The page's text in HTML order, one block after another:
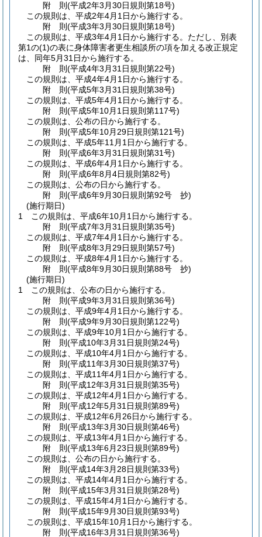
附 則(平成2年3月30日規則第18号)
この規則は、平成2年4月1日から施行する。
附 則(平成3年3月30日規則第18号)
この規則は、平成3年4月1日から施行する。 ただし、別表
第1の(1)の表に身体障害者更生相談所の項を加える改正規定
は、同年5月31日から施行する。
附 則(平成4年3月31日規則第22号)
この規則は、平成4年4月1日から施行する。
附 則(平成5年3月31日規則第38号)
この規則は、平成5年4月1日から施行する。
附 則(平成5年10月1日規則第117号)
この規則は、公布の日から施行する。
附 則(平成5年10月29日規則第121号)
この規則は、平成5年11月1日から施行する。
附 則(平成6年3月31日規則第31号)
この規則は、平成6年4月1日から施行する。
附 則(平成6年8月4日規則第82号)
この規則は、公布の日から施行する。
附 則(平成6年9月30日規則第92号 抄)
(施行期日)
1
この規則は、平成6年10月1日から施行する。
附 則(平成7年3月31日規則第35号)
この規則は、平成7年4月1日から施行する。
附 則(平成8年3月29日規則第57号)
この規則は、平成8年4月1日から施行する。
附 則(平成8年9月30日規則第88号 抄)
(施行期日)
1
この規則は、公布の日から施行する。
附 則(平成9年3月31日規則第36号)
この規則は、平成9年4月1日から施行する。
附 則(平成9年9月30日規則第122号)
この規則は、平成9年10月1日から施行する。
附 則(平成10年3月31日規則第24号)
この規則は、平成10年4月1日から施行する。
附 則(平成11年3月30日規則第37号)
この規則は、平成11年4月1日から施行する。
附 則(平成12年3月31日規則第35号)
この規則は、平成12年4月1日から施行する。
附 則(平成12年5月31日規則第89号)
この規則は、平成12年6月26日から施行する。
附 則(平成13年3月30日規則第46号)
この規則は、平成13年4月1日から施行する。
附 則(平成13年6月23日規則第89号)
この規則は、公布の日から施行する。
附 則(平成14年3月28日規則第33号)
この規則は、平成14年4月1日から施行する。
附 則(平成15年3月31日規則第28号)
この規則は、平成15年4月1日から施行する。
附 則(平成15年9月30日規則第93号)
この規則は、平成15年10月1日から施行する。
附 則(平成16年3月31日規則第36号)